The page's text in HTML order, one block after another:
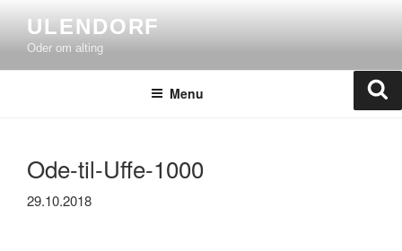
content
ULENDORF
Oder om alting
Menu
Ode-til-Uffe-1000
29.10.2018